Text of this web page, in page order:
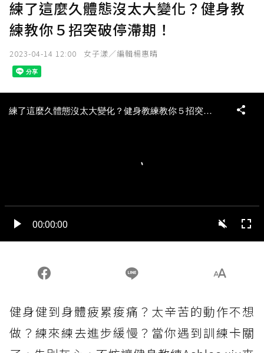
練了這麼久體態沒太大變化？健身教
練教你５招突破停滯期！
2023-04-14 12:00 女子漾／編輯楊惠晴
健身健到身體疲累痠痛？太辛苦的動作不想
做？練來練去進步緩慢？當你遇到訓練卡關